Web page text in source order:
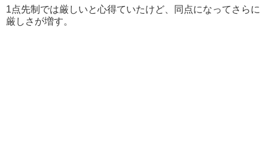
1点先制では厳しいと心得ていたけど、同点になってさらに
厳しさが増す。